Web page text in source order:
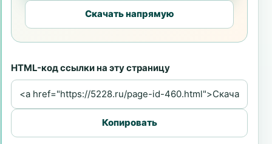
Скачать напрямую
HTML-код ссылки на эту страницу
Копировать